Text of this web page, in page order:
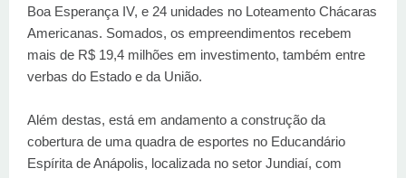
Boa Esperança IV, e 24 unidades no Loteamento Chácaras
Americanas. Somados, os empreendimentos recebem
mais de R$ 19,4 milhões em investimento, também entre
verbas do Estado e da União.
Além destas, está em andamento a construção da
cobertura de uma quadra de esportes no Educandário
Espírita de Anápolis, localizada no setor Jundiaí, com